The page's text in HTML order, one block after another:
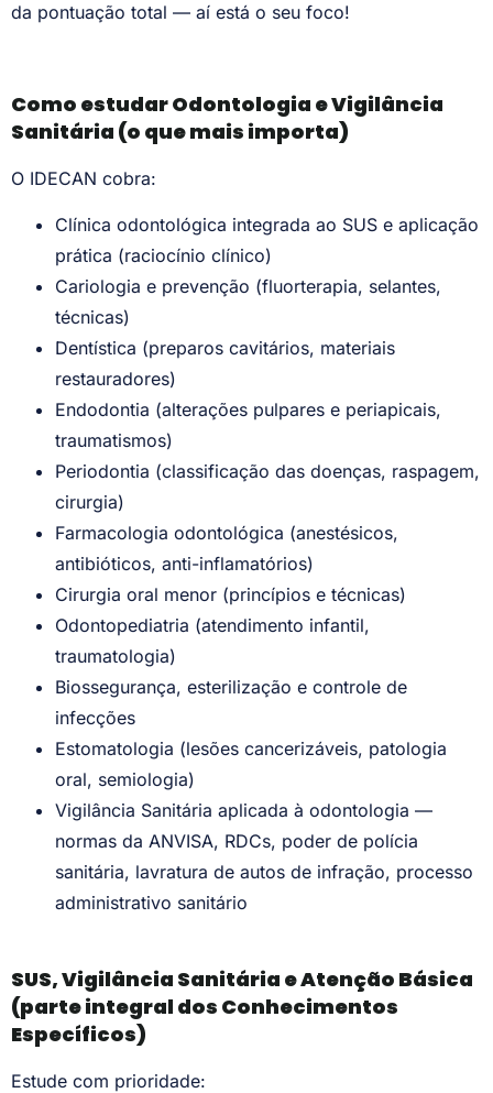
da pontuação total — aí está o seu foco!
Como estudar Odontologia e Vigilância
Sanitária (o que mais importa)
O IDECAN cobra:
Clínica odontológica integrada ao SUS e aplicação
prática (raciocínio clínico)
Cariologia e prevenção (fluorterapia, selantes,
técnicas)
Dentística (preparos cavitários, materiais
restauradores)
Endodontia (alterações pulpares e periapicais,
traumatismos)
Periodontia (classificação das doenças, raspagem,
cirurgia)
Farmacologia odontológica (anestésicos,
antibióticos, anti-inflamatórios)
Cirurgia oral menor (princípios e técnicas)
Odontopediatria (atendimento infantil,
traumatologia)
Biossegurança, esterilização e controle de
infecções
Estomatologia (lesões cancerizáveis, patologia
oral, semiologia)
Vigilância Sanitária aplicada à odontologia —
normas da ANVISA, RDCs, poder de polícia
sanitária, lavratura de autos de infração, processo
administrativo sanitário
SUS, Vigilância Sanitária e Atenção Básica
(parte integral dos Conhecimentos
Específicos)
Estude com prioridade: